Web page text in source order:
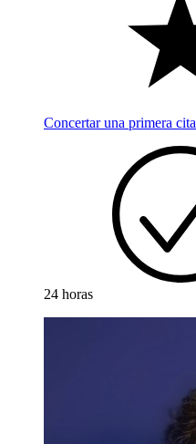
Concertar una primera cita
24 horas